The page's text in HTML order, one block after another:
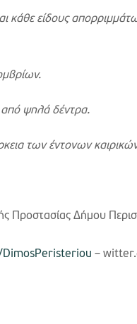
είδους
ψηλά δέντρα.
των έντονων
Προστασίας Δήμου
–